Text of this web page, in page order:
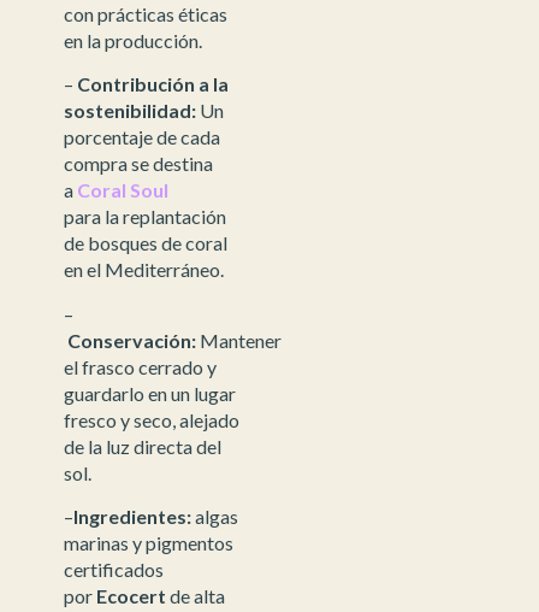
con prácticas éticas
en la producción.
– Contribución a la
sostenibilidad:Un
porcentaje de cada
compra se destina
a Coral Soul
para la replantación
de bosques de coral
en el Mediterráneo.
–
Conservación:Mantener
el frasco cerrado y
guardarlo en un lugar
fresco y seco, alejado
de la luz directa del
sol.
–Ingredientes:algas
marinas y pigmentos
certificados
porEcocert de alta